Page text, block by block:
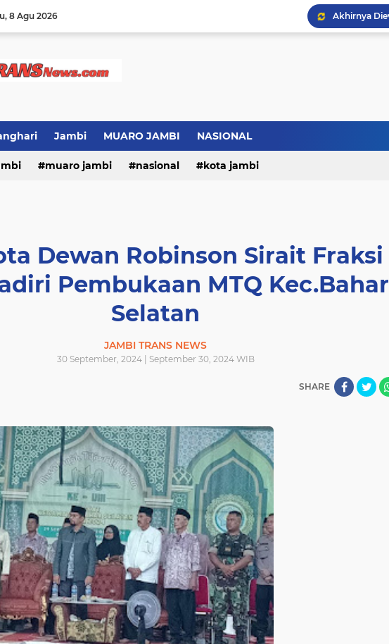
8 Agu 2026
Jambi MUARO JAMBI NASIONAL
muaro jambi nasional kota jambi
Dewan Robinson Sirait Fraksi
Pembukaan MTQ Kec.Bahar
Selatan
JAMBI TRANS NEWS
30 September, 2024 | September 30, 2024 WIB
SHARE